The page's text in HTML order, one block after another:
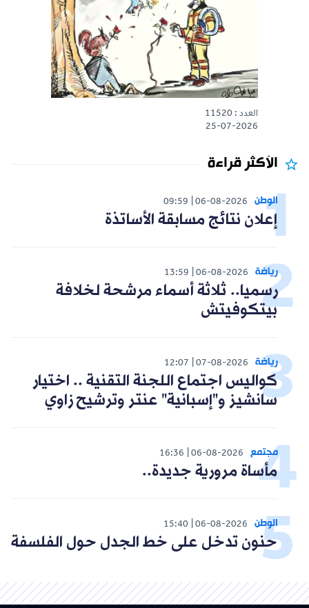
العدد : 11520
25-07-2026
الأكثر قراءة
الوطن 06-08-2026
09:59
إعلان نتائج مسابقة الأساتذة
رياضة 06-08-2026
13:59
رسميا.. ثلاثة أسماء مرشحة لخلافة
بيتكوفيتش
رياضة 07-08-2026
12:07
كواليس اجتماع اللجنة التقنية .. اختيار
سانشيز و"إسبانية" عنتر وترشيح زاوي
مجتمع 06-08-2026
16:36
مأساة مرورية جديدة..
الوطن 06-08-2026
15:40
حنون تدخل على خط الجدل حول الفلسفة